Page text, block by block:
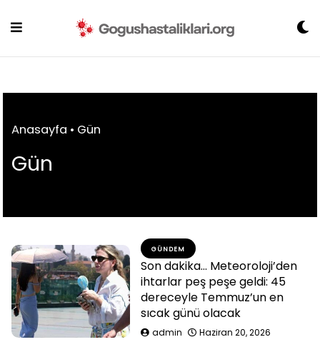
Anasayfa • Gün
Gün
GÜNDEM
Son dakika… Meteoroloji’den
ihtarlar peş peşe geldi: 45
dereceyle Temmuz’un en
sıcak günü olacak
admin Haziran 20, 2026